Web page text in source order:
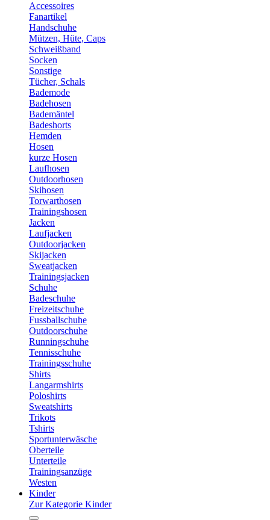
Accessoires
Fanartikel
Handschuhe
Mützen, Hüte, Caps
Schweißband
Socken
Sonstige
Tücher, Schals
Bademode
Badehosen
Bademäntel
Badeshorts
Hemden
Hosen
kurze Hosen
Laufhosen
Outdoorhosen
Skihosen
Torwarthosen
Trainingshosen
Jacken
Laufjacken
Outdoorjacken
Skijacken
Sweatjacken
Trainingsjacken
Schuhe
Badeschuhe
Freizeitschuhe
Fussballschuhe
Outdoorschuhe
Runningschuhe
Tennisschuhe
Trainingsschuhe
Shirts
Langarmshirts
Poloshirts
Sweatshirts
Trikots
Tshirts
Sportunterwäsche
Oberteile
Unterteile
Trainingsanzüge
Westen
Kinder
Zur Kategorie Kinder